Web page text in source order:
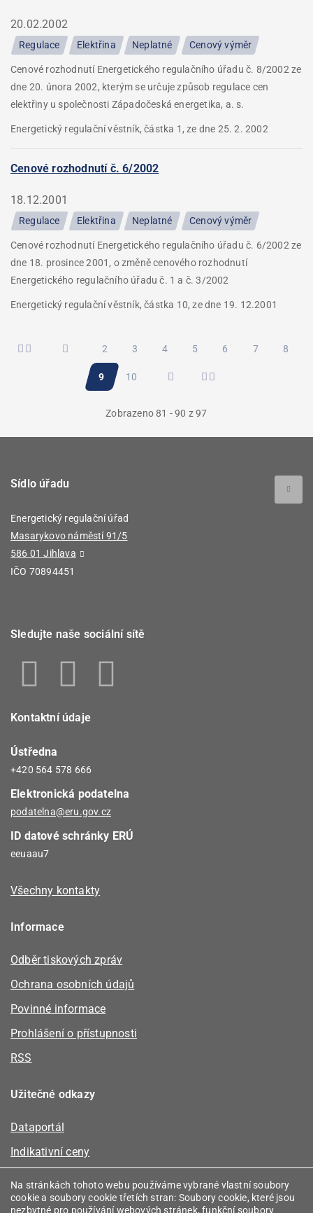
20.02.2002
Regulace Elektřina Neplatné Cenový výměr
Cenové rozhodnutí Energetického regulačního úřadu č. 8/2002 ze
dne 20. února 2002, kterým se určuje způsob regulace cen
elektřiny u společnosti Západočeská energetika, a. s.
Energetický regulační věstník, částka 1, ze dne 25. 2. 2002
Cenové rozhodnutí č. 6/2002
18.12.2001
Regulace Elektřina Neplatné Cenový výměr
Cenové rozhodnutí Energetického regulačního úřadu č. 6/2002 ze
dne 18. prosince 2001, o změně cenového rozhodnutí
Energetického regulačního úřadu č. 1 a č. 3/2002
Energetický regulační věstník, částka 10, ze dne 19. 12.2001
Stránka
2 Stránka
3 Stránka
4 Stránka
5 Stránka
6 Stránka
7 8
Aktuální
9 Stránka
10
Zobrazeno 81 - 90 z 97
Sídlo úřadu
Energetický regulační úřad
Masarykovo náměstí 91/5
586 01 Jihlava
IČO 70894451
Sledujte naše sociální sítě
Kontaktní údaje
Ústředna
+420 564 578 666
Elektronická podatelna
podatelna@eru.gov.cz
ID datové schránky ERÚ
eeuaau7
Všechny kontakty
Informace
Odběr tiskových zpráv
Ochrana osobních údajů
Povinné informace
Prohlášení o přístupnosti
RSS
Užitečné odkazy
Dataportál
Indikativní ceny
Registr energetických společenství
Na stránkách tohoto webu používáme vybrané vlastní soubory
cookie a soubory cookie třetích stran: Soubory cookie, které jsou
nezbytné pro používání webových stránek, funkční soubory